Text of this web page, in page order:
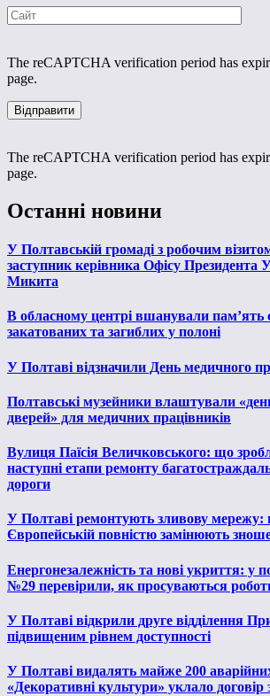
The reCAPTCHA verification period has
page.
The reCAPTCHA verification period has
page.
Останні новини
У Полтавській громаді з робочим
заступник керівника Офісу Президента
Микита
В обласному центрі вшанували пам’ять
закатованих та загиблих у полоні
У Полтаві відзначили День медичного
Полтавські музейники влаштували
дверей» для медичних працівників
Вулиця Паїсія Величковського: що
наступні етапи ремонту
дороги
У Полтаві ремонтують зливову мережу:
Європейській повністю замінюють
Енергонезалежність та нові укриття: у
№29 перевірили, як просуваються
У Полтаві відкрили друге відділення
підвищеним рівнем доступності
У Полтаві видалять майже 200
«Декоративні культури» уклало договір